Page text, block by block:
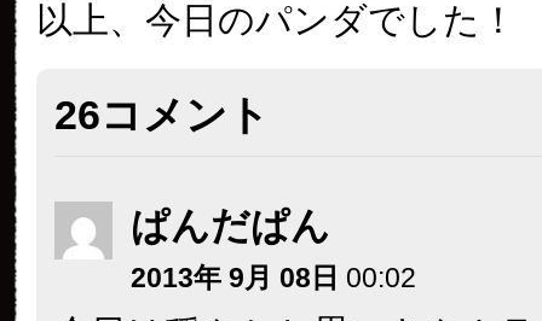
以上、今日のパンダでした！
26コメント
ぱんだぱん
2013年 9月 08日 00:02